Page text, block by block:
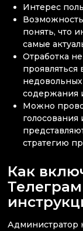
Интерес
понять, что
самые
Отработка
содержания
Можно
стратегию
Как
Администратор